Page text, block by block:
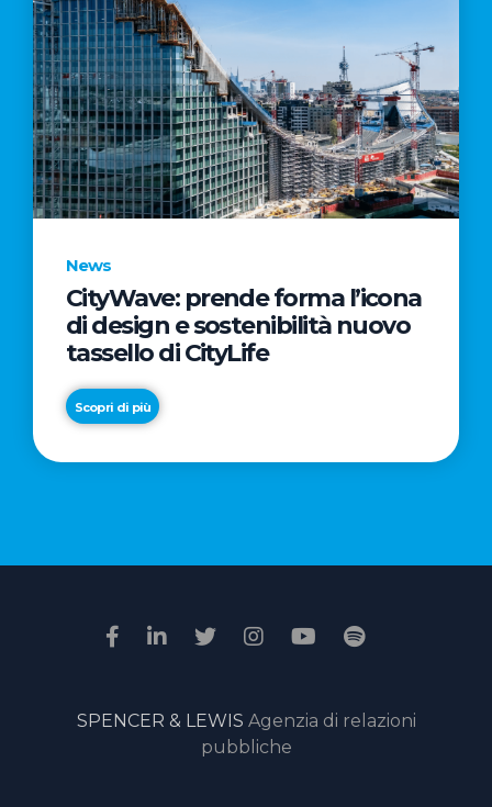
News
CityWave: prende forma l’icona
di design e sostenibilità nuovo
tassello di CityLife
Scopri di più
News
“Passione
il
della
giuria
online
SPENCER & LEWIS Agenzia di relazioni
pubbliche